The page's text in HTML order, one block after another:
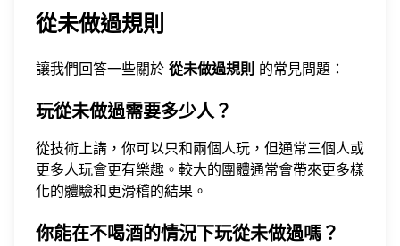
從未做過規則
讓我們回答一些關於 從未做過規則 的常見問題：
玩從未做過需要多少人？
從技術上講，你可以只和兩個人玩，但通常三個人或
更多人玩會更有樂趣。較大的團體通常會帶來更多樣
化的體驗和更滑稽的結果。
你能在不喝酒的情況下玩從未做過嗎？